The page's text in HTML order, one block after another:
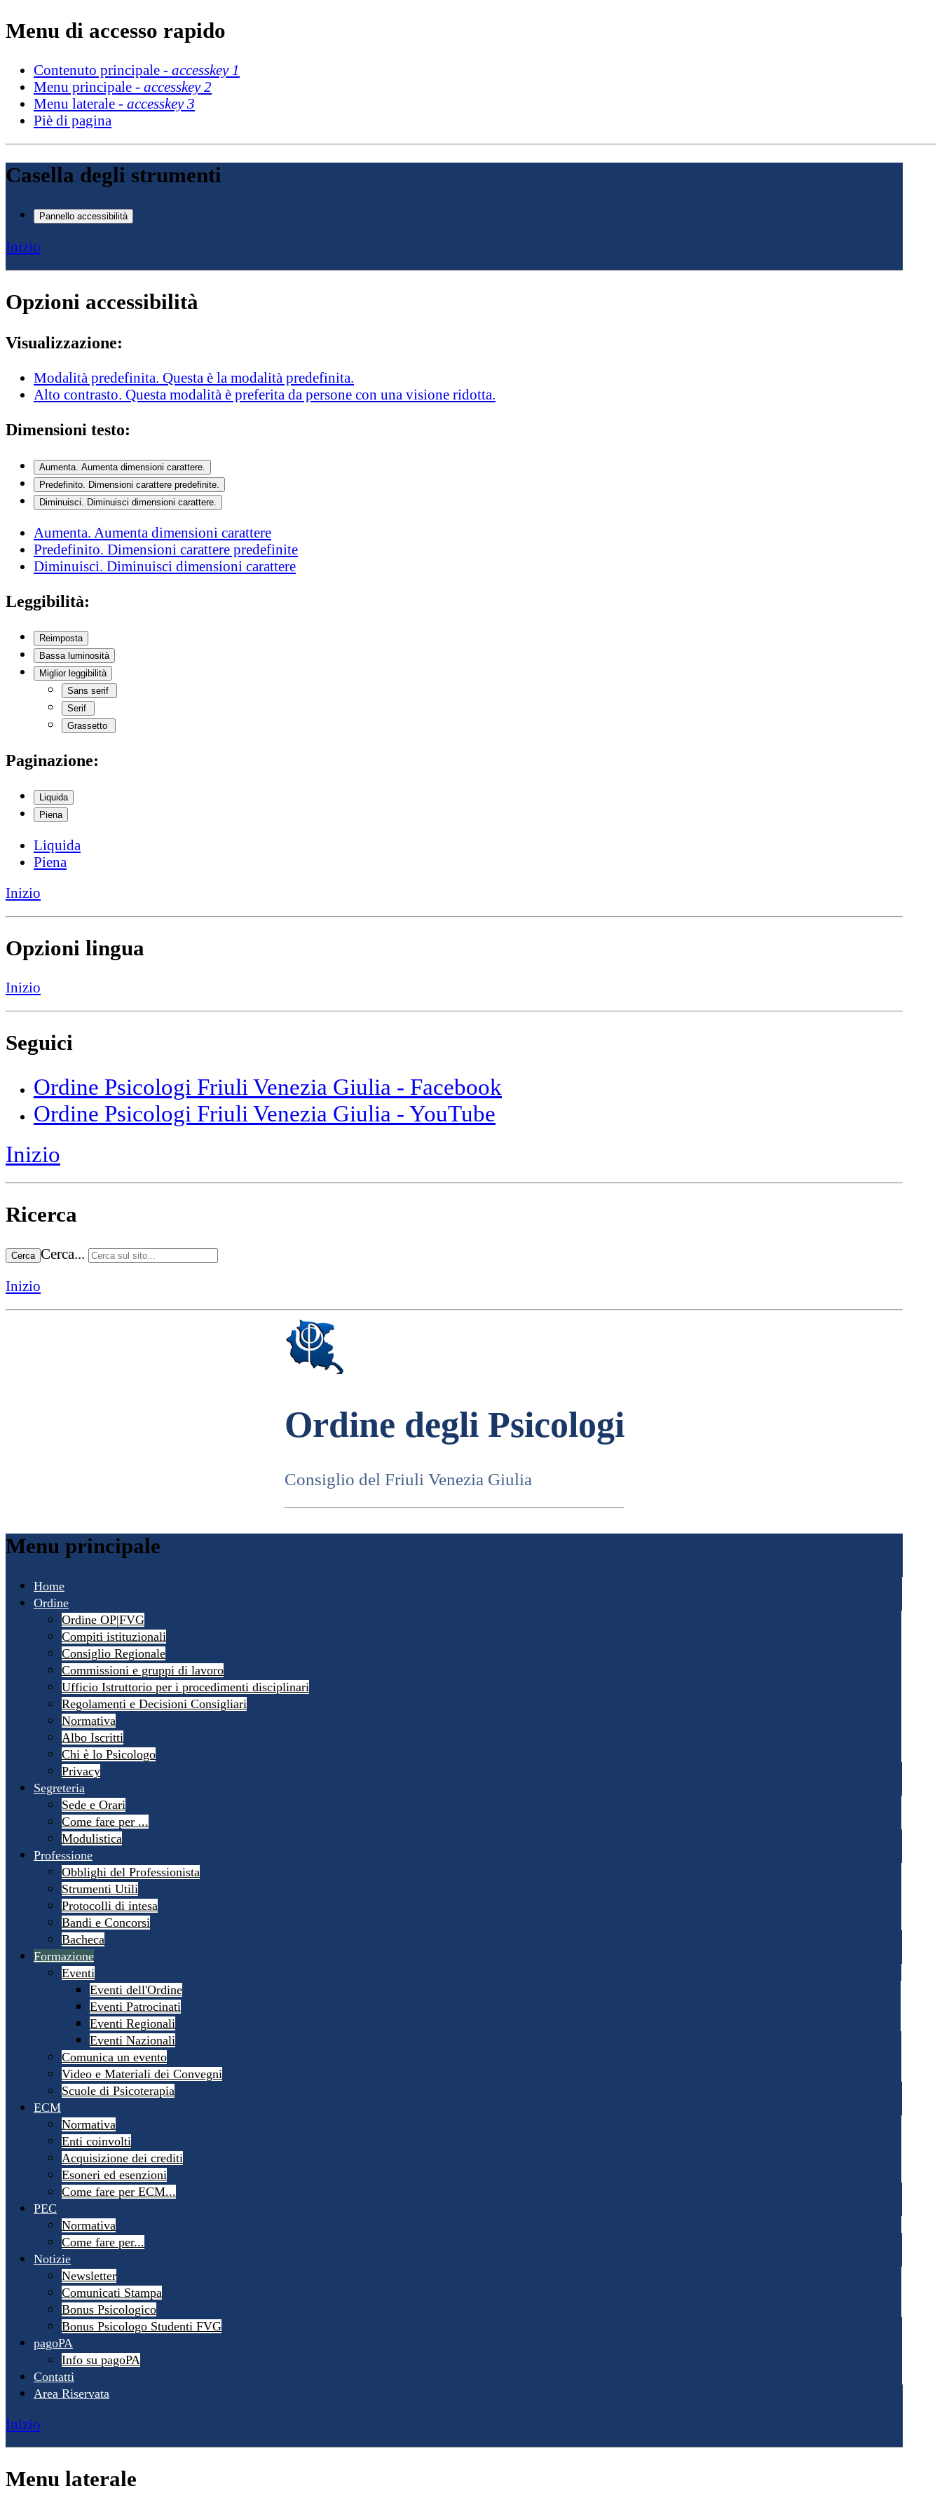
Menu di accesso rapido
Contenuto principale - accesskey 1
Menu principale - accesskey 2
Menu laterale - accesskey 3
Piè di pagina
Casella degli strumenti
Pannello accessibilità
Inizio
Opzioni accessibilità
Visualizzazione:
Modalità predefinita. Questa è la modalità predefinita.
Alto contrasto. Questa modalità è preferita da persone con una visione ridotta.
Dimensioni testo:
Aumenta . Aumenta dimensioni carattere.
Predefinito . Dimensioni carattere predefinite.
Diminuisci . Diminuisci dimensioni carattere.
Aumenta . Aumenta dimensioni carattere
Predefinito . Dimensioni carattere predefinite
Diminuisci . Diminuisci dimensioni carattere
Leggibilità:
Reimposta
Bassa luminosità
Miglior leggibilità
Sans serif
Serif
Grassetto
Paginazione:
Liquida
Piena
Liquida
Piena
Inizio
Opzioni lingua
Inizio
Seguici
Ordine Psicologi Friuli Venezia Giulia - Facebook
Ordine Psicologi Friuli Venezia Giulia - YouTube
Inizio
Ricerca
Cerca Cerca...
Inizio
Ordine degli Psicologi
Consiglio del Friuli Venezia Giulia
Menu principale
Home
Ordine
Ordine OP|FVG
Compiti istituzionali
Consiglio Regionale
Commissioni e gruppi di lavoro
Ufficio Istruttorio per i procedimenti disciplinari
Regolamenti e Decisioni Consigliari
Normativa
Albo Iscritti
Chi è lo Psicologo
Privacy
Segreteria
Sede e Orari
Come fare per ...
Modulistica
Professione
Obblighi del Professionista
Strumenti Utili
Protocolli di intesa
Bandi e Concorsi
Bacheca
Formazione
Eventi
Eventi dell'Ordine
Eventi Patrocinati
Eventi Regionali
Eventi Nazionali
Comunica un evento
Video e Materiali dei Convegni
Scuole di Psicoterapia
ECM
Normativa
Enti coinvolti
Acquisizione dei crediti
Esoneri ed esenzioni
Come fare per ECM...
PEC
Normativa
Come fare per...
Notizie
Newsletter
Comunicati Stampa
Bonus Psicologico
Bonus Psicologo Studenti FVG
pagoPA
Info su pagoPA
Contatti
Area Riservata
Inizio
Menu laterale